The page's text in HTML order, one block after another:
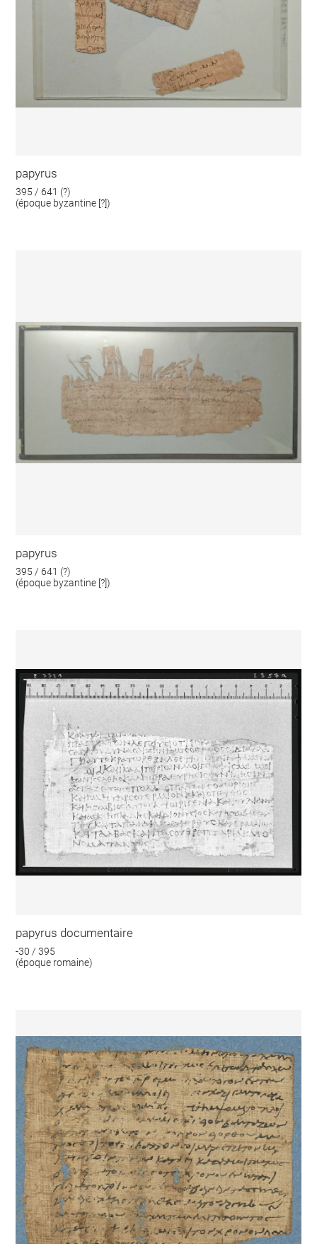
papyrus
395 / 641 (?)
(époque byzantine [?])
papyrus
395 / 641 (?)
(époque byzantine [?])
papyrus documentaire
-30 / 395
(époque romaine)